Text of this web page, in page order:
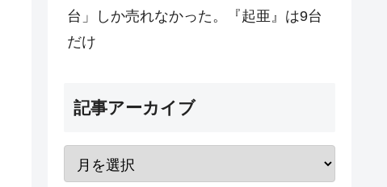
台」しか売れなかった。『起亜』は9台
だけ
記事アーカイブ